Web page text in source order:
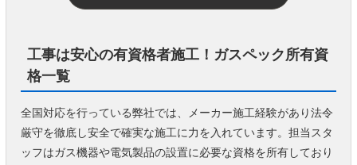
工事は安心の有資格者施工！ガスペック所有資
格一覧
全国対応を行っている弊社では、メーカー施工経験があり法令
厳守を徹底し安全で確実な施工に力を入れています。担当スタ
ッフはガス機器や電気製品の設置に必要な資格を所有しており